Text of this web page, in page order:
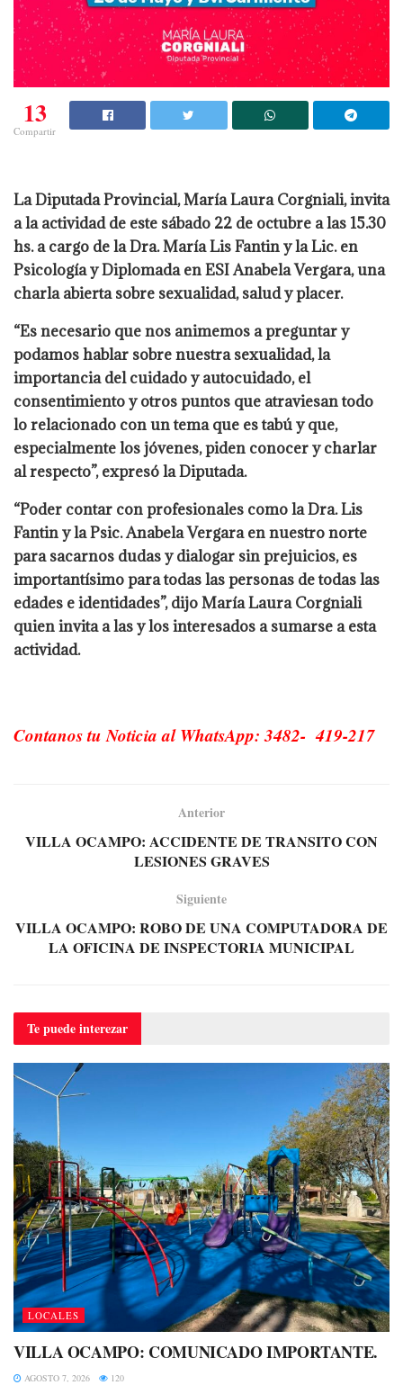
13
Compartir
La Diputada Provincial, María Laura Corgniali, invita
a la actividad de este sábado 22 de octubre a las 15.30
hs. a cargo de la Dra. María Lis Fantin y la Lic. en
Psicología y Diplomada en ESI Anabela Vergara, una
charla abierta sobre sexualidad, salud y placer.
“Es necesario que nos animemos a preguntar y
podamos hablar sobre nuestra sexualidad, la
importancia del cuidado y autocuidado, el
consentimiento y otros puntos que atraviesan todo
lo relacionado con un tema que es tabú y que,
especialmente los jóvenes, piden conocer y charlar
al respecto”, expresó la Diputada.
“Poder contar con profesionales como la Dra. Lis
Fantin y la Psic. Anabela Vergara en nuestro norte
para sacarnos dudas y dialogar sin prejuicios, es
importantísimo para todas las personas de todas las
edades e identidades”, dijo María Laura Corgniali
quien invita a las y los interesados a sumarse a esta
actividad.
Contanos tu Noticia al WhatsApp: 3482- 419-217
Anterior
VILLA OCAMPO: ACCIDENTE DE TRANSITO CON
LESIONES GRAVES
Siguiente
VILLA OCAMPO: ROBO DE UNA COMPUTADORA DE
LA OFICINA DE INSPECTORIA MUNICIPAL
Te puedeinterezar
LOCALES
VILLA OCAMPO: COMUNICADO IMPORTANTE.
AGOSTO 7, 2026 120